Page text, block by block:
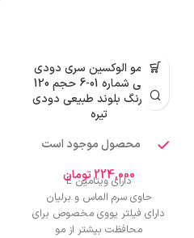
رنگ مو الوکسین سری دودی
طبیعی شماره 01-6 حجم 120
میل رنگ بلوند طبیعی دودی
تیره
محصول موجود است
224,000تومان
دارای ویتامین E
حاوی سرم الماس و برلیان
دارای فیلتر یووی مخصوص برای
محافظت بیشتر از مو